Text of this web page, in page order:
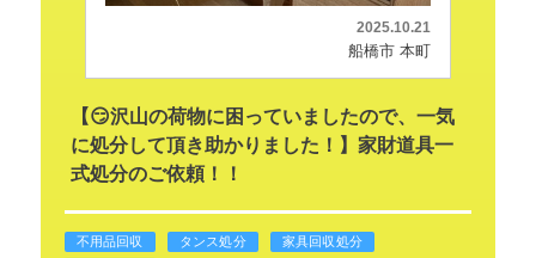
2025.10.21
船橋市 本町
【😏沢山の荷物に困っていましたので、一気
に処分して頂き助かりました！】家財道具一
式処分のご依頼！！
不用品回収 タンス処分
家具回収処分